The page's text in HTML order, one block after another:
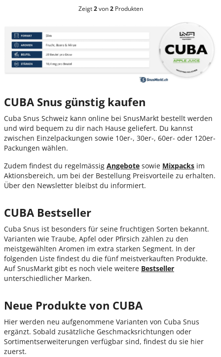
Zeigt2von2 Produkten
CUBA Snus günstig kaufen
Cuba Snus Schweiz kann online bei SnusMarkt bestellt werden
und wird bequem zu dir nach Hause geliefert. Du kannst
zwischen Einzelpackungen sowie 10er-, 30er-, 60er- oder 120er-
Packungen wählen.
Zudem findest du regelmässig Angebote sowie Mixpacks im
Aktionsbereich, um bei der Bestellung Preisvorteile zu erhalten.
Über den Newsletter bleibst du informiert.
CUBA Bestseller
Cuba Snus ist besonders für seine fruchtigen Sorten bekannt.
Varianten wie Traube, Apfel oder Pfirsich zählen zu den
meistgewählten Aromen im extra starken Segment. In der
folgenden Liste findest du die fünf meistverkauften Produkte.
Auf SnusMarkt gibt es noch viele weitere Bestseller
unterschiedlicher Marken.
Neue Produkte von CUBA
Hier werden neu aufgenommene Varianten von Cuba Snus
ergänzt. Sobald zusätzliche Geschmacksrichtungen oder
Sortimentserweiterungen verfügbar sind, findest du sie hier
zuerst.